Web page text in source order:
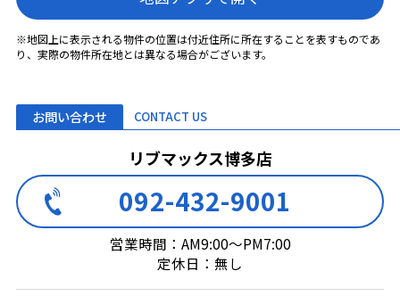
※地図上に表示される物件の位置は付近住所に所在することを表すものであ
り、実際の物件所在地とは異なる場合がございます。
お問い合わせ CONTACT US
リブマックス博多店
092-432-9001
営業時間：AM9:00～PM7:00
定休日：無し